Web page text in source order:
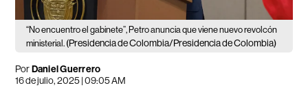
“No encuentro el gabinete”, Petro anuncia que viene nuevo revolcón
ministerial. (Presidencia de Colombia/Presidencia de Colombia)
PorDaniel Guerrero
16 de julio, 2025 | 09:05 AM